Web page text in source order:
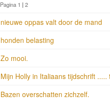
Pagina 1 | 2
nieuwe oppas valt door de mand
honden belasting
Zo mooi.
Mijn Holly in Italiaans tijdschrift .....
Bazen overschatten zichzelf.